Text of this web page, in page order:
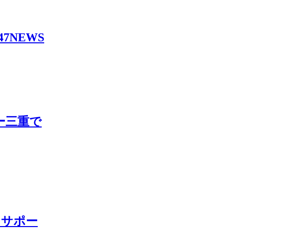
三重で
ポー